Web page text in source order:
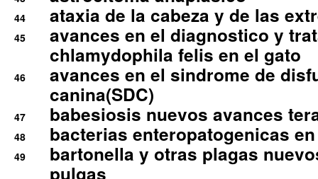
44 ataxia de la cabeza y de las
45
avances en el diagnostico y
chlamydophila felis en el gato
46
avances en el sindrome de
canina(SDC)
47 babesiosis nuevos avances
48 bacterias enteropatogenicas
49
bartonella y otras plagas
pulgas